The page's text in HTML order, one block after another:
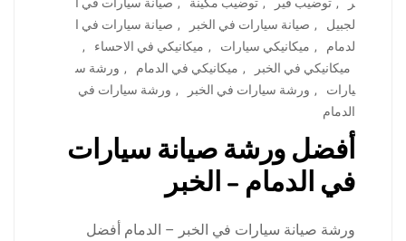
لجبيل
, صيانة سيارات في الخبر , صيانة سيارات في ا
لدمام
, ميكانيكي سيارات , ميكانيكي في الاحساء
,
ميكانيكي في الخبر
, ميكانيكي في الدمام , ورشة س
يارات
, ورشة سيارات في الخبر , ورشة سيارات في
الدمام
أفضل ورشة صيانة سيارات
في الدمام – الخبر
ورشة صيانة سيارات في الخبر – الدمام أفضل